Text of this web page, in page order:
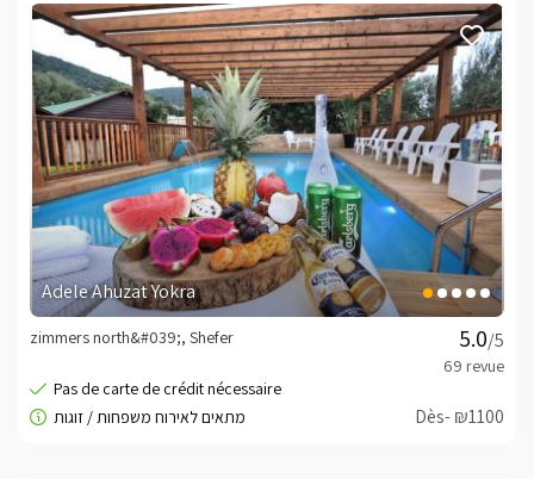
Adele Ahuzat Yokra
/5
zimmers north&#039;, Shefer
Dès- ₪1100